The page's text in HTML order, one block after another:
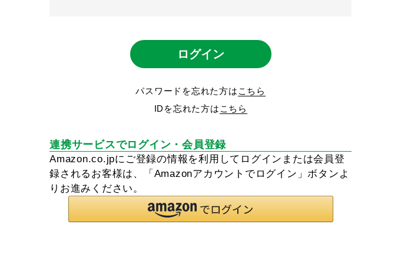
ログイン
パスワードを忘れた方は こちら
IDを忘れた方は こちら
連携サービスでログイン・会員登録
Amazon.co.jpにご登録の情報を利用してログインまたは会員登
録されるお客様は、「Amazonアカウントでログイン」ボタンよ
りお進みください。